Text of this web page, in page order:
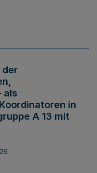
der
als
in
A 13 mit